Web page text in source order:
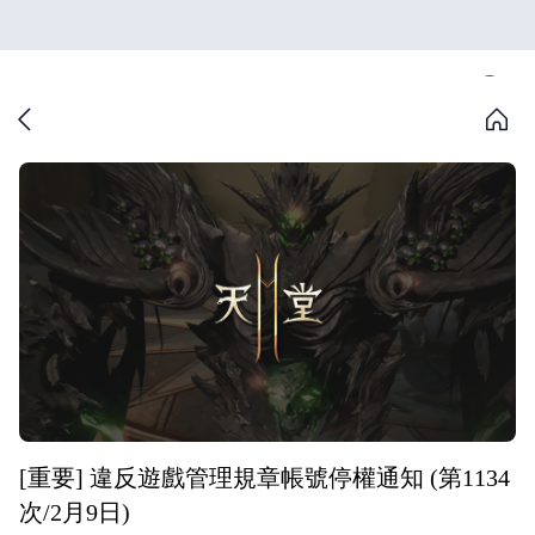
[重要] 違反遊戲管理規章帳號停權通知 (第1134
次/2月9日)